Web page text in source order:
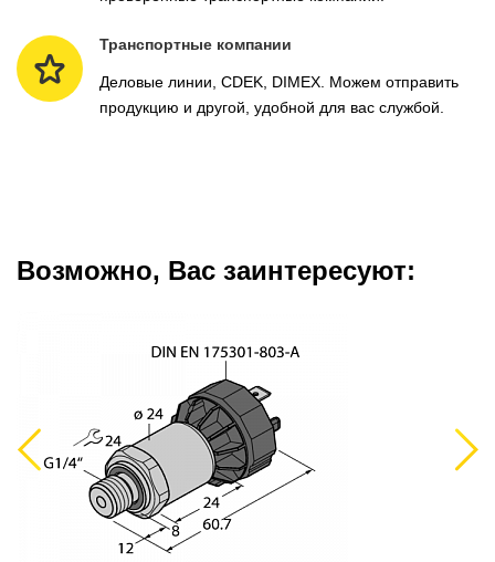
Транспортные компании
Деловые линии, CDEK, DIMEX. Можем отправить
продукцию и другой, удобной для вас службой.
Возможно, Вас заинтересуют:
Previous Next